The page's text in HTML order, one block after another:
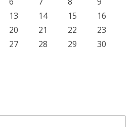
13 14 15
16
20 21 22
23
27 28 29
30